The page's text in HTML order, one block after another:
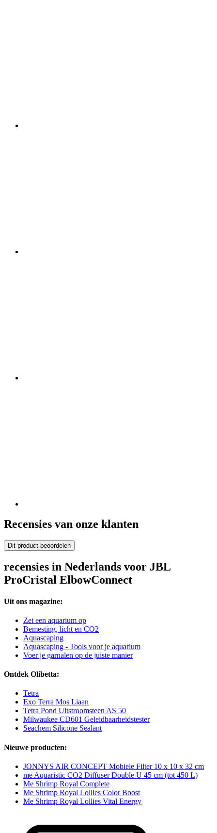
Recensies van onze klanten
Dit product beoordelen
recensies in Nederlands voor JBL
ProCristal ElbowConnect
Uit ons magazine:
Zet een aquarium op
Bemesting, licht en CO2
Aquascaping
Aquascaping - Tools voor je aquarium
Voer je garnalen op de juiste manier
Ontdek Olibetta:
Tetra
Exo Terra Mos Liaan
Tetra Pond Uitstroomsteen AS 50
Milwaukee CD601 Geleidbaarheidstester
Seachem Silicone Sealant
Nieuwe producten:
JONNYS AIR CONCEPT Mobiele Filter 10 x 10 x 32 cm
me Aquaristic CO2 Diffuser Double U 45 cm (tot 450 L)
Me Shrimp Royal Complete
Me Shrimp Royal Lollies Color Boost
Me Shrimp Royal Lollies Vital Energy